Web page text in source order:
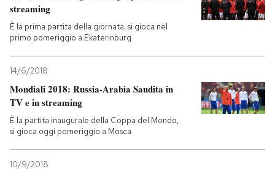
streaming
È la prima partita della giornata, si gioca nel
primo pomeriggio a Ekaterinburg
14/6/2018
Mondiali 2018: Russia-Arabia Saudita in
TV e in streaming
È la partita inaugurale della Coppa del Mondo,
si gioca oggi pomeriggio a Mosca
10/9/2018